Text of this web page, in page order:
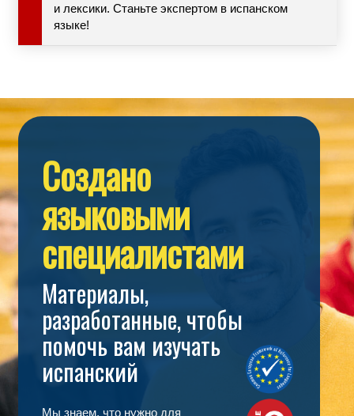
и лексики. Станьте экспертом в испанском
языке!
Создано
языковыми
специалистами
Материалы,
разработанные, чтобы
помочь вам изучать
испанский
Мы знаем, что нужно для